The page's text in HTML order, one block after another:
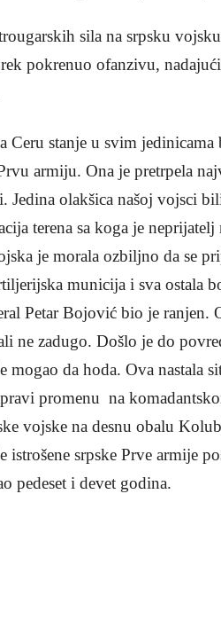
sila na srpsku
pokrenuo ofanzivu,
Ceru stanje u svim
armiju. Ona je pretrpela
Jedina olakšica našoj vojsci
terena sa koga je
je morala ozbiljno da se
municija i sva ostala
Petar Bojović bio je ranjen.
ne zadugo. Došlo je do
mogao da hoda. Ova nastala
promenu na
vojske na desnu obalu
istrošene srpske Prve armije
pedeset i devet godina.